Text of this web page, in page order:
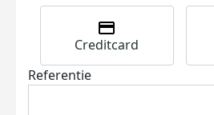
Creditcard
Referentie